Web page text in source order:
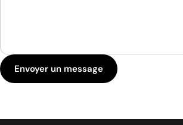
Envoyer un message